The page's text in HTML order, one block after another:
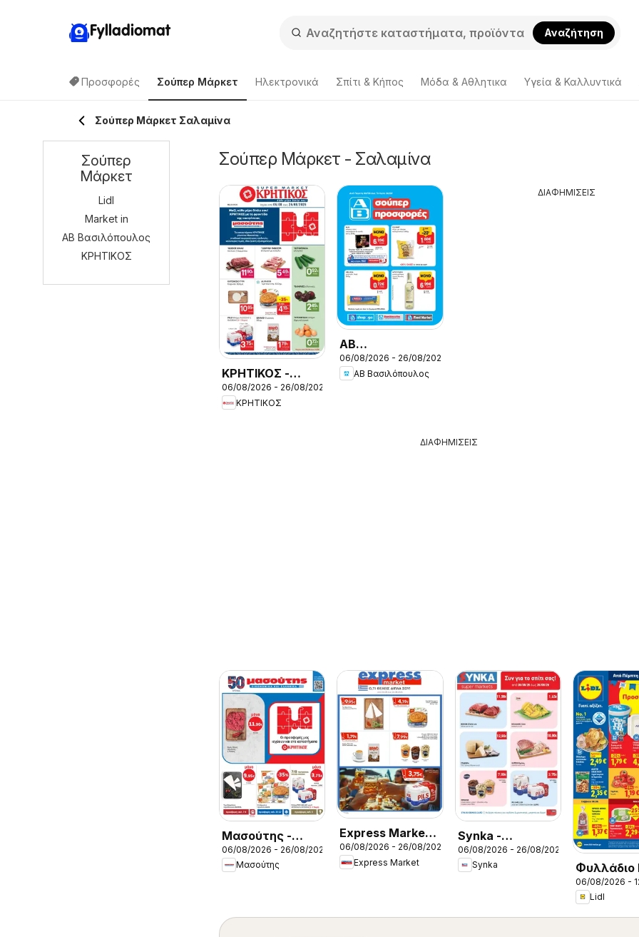
Fylladiomat Αναζήτηση
Προσφορές Σούπερ Μάρκετ Hλεκτρονικά Σπίτι & Κήπος Μόδα & Aθλητικα Υγεία & Καλλυντικά
Σούπερ Μάρκετ Σαλαμίνα
Σούπερ Μάρκετ - Σαλαμίνα
ΚΡΗΤΙΚΟΣ -
Προσφορές
06/08/2026 - 26/08/2026
ΚΡΗΤΙΚΟΣ
ΑΒ
Βασιλόπουλος -
Προσφορές vol.1
06/08/2026 - 26/08/2026
ΑΒ Βασιλόπουλος
ΔΙΑΦΗΜΙΣΕΙΣ
ΔΙΑΦΗΜΙΣΕΙΣ
Μασούτης -
Προσφορές
06/08/2026 - 26/08/2026
Μασούτης
Express Market -
Προσφορές
06/08/2026 - 26/08/2026
Express Market
Synka -
Προσφορές
06/08/2026 - 26/08/2026
Synka
Φυλλάδιο
06/08/2026 -
Lidl
Σούπερ
Μάρκετ
Lidl
Market in
ΑΒ Βασιλόπουλος
ΚΡΗΤΙΚΟΣ